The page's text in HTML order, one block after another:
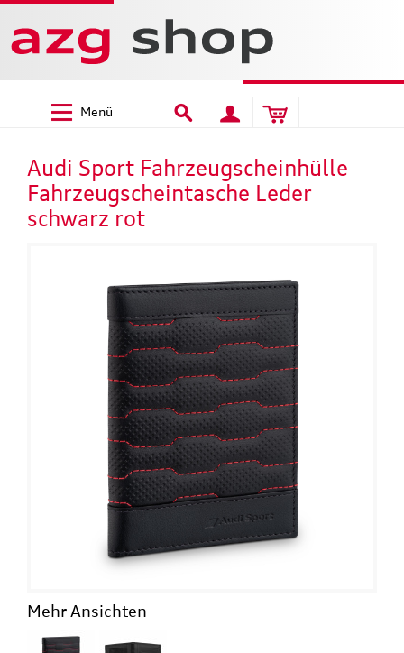
Menü
Audi Sport Fahrzeugscheinhülle
Fahrzeugscheintasche Leder
schwarz rot
Mehr Ansichten